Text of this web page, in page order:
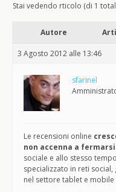
Stai vedendo rticolo (di 1
Autore
3 Agosto 2012 alle 13:46
sfarinel
Le recensioni online
non accenna a fermarsi
sociale e allo stesso
specializzato in reti
nel settore tablet e